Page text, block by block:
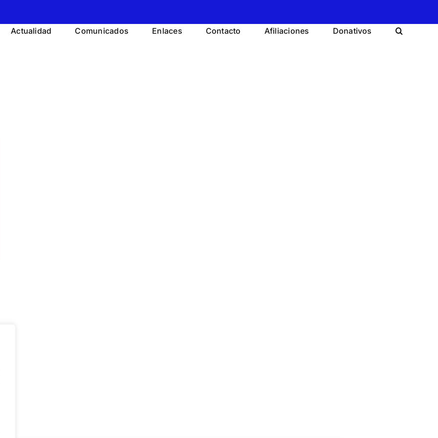
Actualidad Comunicados Enlaces Contacto Afiliaciones Donativos